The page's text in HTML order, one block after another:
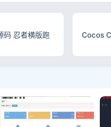
码 忍者横版跑
Cocos